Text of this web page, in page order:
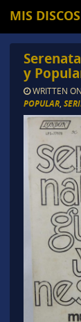
MIS
y
WRITTEN ON
POPULAR,